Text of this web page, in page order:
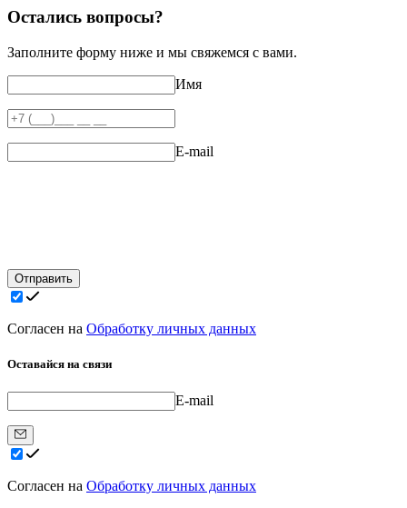
Остались вопросы?
Заполните форму ниже и мы свяжемся с вами.
Имя
E-mail
Отправить
Согласен на Обработку личных данных
Оставайся на связи
E-mail
Согласен на Обработку личных данных